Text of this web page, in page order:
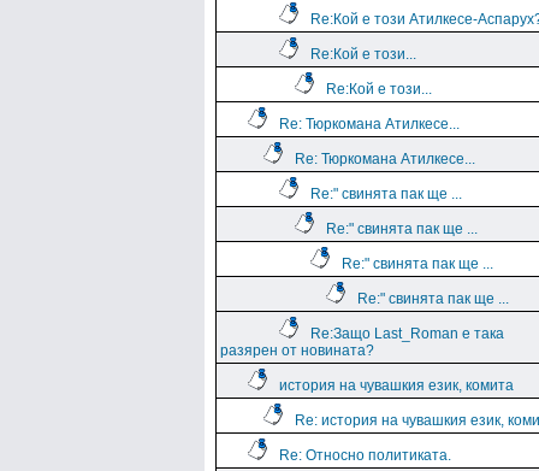
Re:Кой е този Атилкесе-
Re:Кой е този...
Re:Кой е този...
Re: Тюркомана Атилкесе...
Re: Тюркомана Атилкесе...
Re:" свинята пак ще ...
Re:" свинята пак ще ...
Re:" свинята пак ще ...
Re:" свинята пак ще ...
Re:Защо Last_Roman e така
разярен от новината?
история на чувашкия език, комита
Re: история на чувашкия език,
Re: Относно политиката.